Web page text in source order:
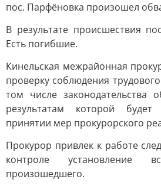
пос. Парфёновка произошел
В результате происшествия
Есть погибшие.
Кинельская межрайонная
проверку соблюдения
том числе законодательства
результатам которой
принятии мер прокурорского
Прокурор привлек к работе
контроле установление
произошедшего.